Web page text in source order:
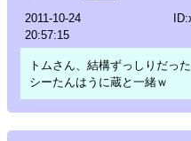
2011-10-24
20:57:15
トムさん、結構ずっしりだった
シーたんはうに蔵と一緒ｗ